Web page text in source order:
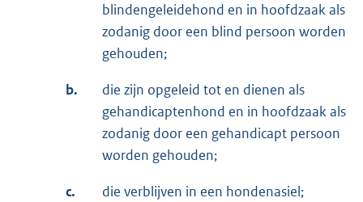
blindengeleidehond en in hoofdzaak als
zodanig door een blind persoon worden
gehouden;
b.
die zijn opgeleid tot en dienen als
gehandicaptenhond en in hoofdzaak als
zodanig door een gehandicapt persoon
worden gehouden;
c. die verblijven in een hondenasiel;